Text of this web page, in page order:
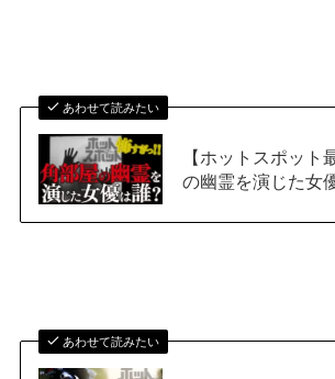
あわせて読みたい
【ホットスポット
の幽霊を演じた女
あわせて読みたい